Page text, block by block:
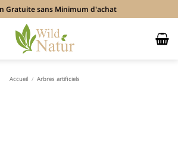
Gratuite sans Minimum d'achat
Accueil / Arbres artificiels